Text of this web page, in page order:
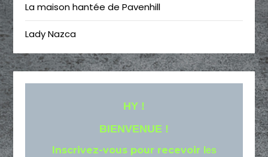
La maison hantée de Pavenhill
Lady Nazca
HY !
BIENVENUE !
Inscrivez-vous pour recevoir les